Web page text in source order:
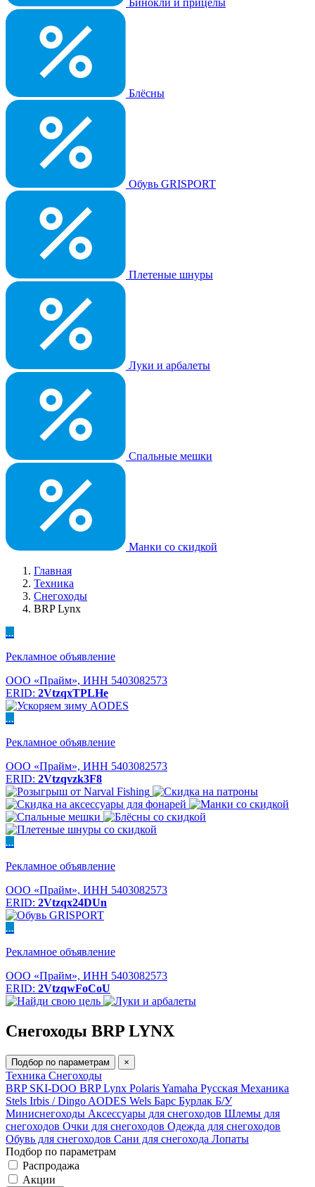
Бинокли и прицелы
Блёсны
Обувь GRISPORT
Плетеные шнуры
Луки и арбалеты
Спальные мешки
Манки со скидкой
Главная
Техника
Снегоходы
BRP Lynx
...
Рекламное объявление
ООО «Прайм», ИНН 5403082573
ERID: 2VtzqxTPLHe
...
Рекламное объявление
ООО «Прайм», ИНН 5403082573
ERID: 2Vtzqvzk3F8
...
Рекламное объявление
ООО «Прайм», ИНН 5403082573
ERID: 2Vtzqx24DUn
...
Рекламное объявление
ООО «Прайм», ИНН 5403082573
ERID: 2VtzqwFoCoU
Снегоходы BRP LYNX
Подбор по параметрам ×
Техника Снегоходы
BRP SKI-DOO BRP Lynx PolarisYamaha Русская Механика
Stels Irbis / Dingo AODES Wels Барс Бурлак Б/У
Миниснегоходы Аксессуары для снегоходов Шлемы для
снегоходов Очки для снегоходов Одежда для снегоходов
Обувь для снегоходов Сани для снегохода Лопаты
Подбор по параметрам
Распродажа
Акции